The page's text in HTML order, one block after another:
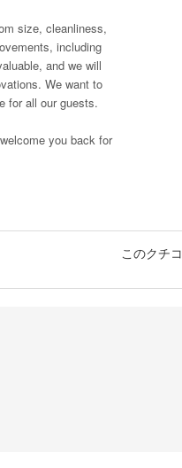
size, cleanliness,
including
and we will
We want to
for all our guests.
you back for
このクチ